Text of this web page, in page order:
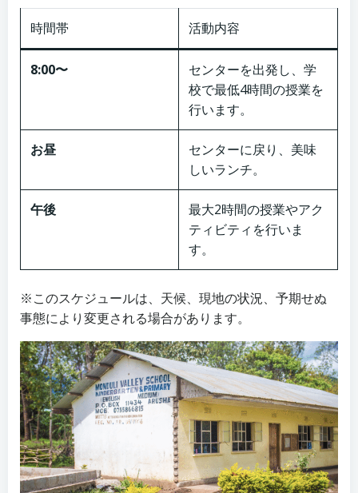
時間帯 活動内容
8:00〜
センターを出発し、学
校で最低4時間の授業を
行います。
お昼
センターに戻り、美味
しいランチ。
午後
最大2時間の授業やアク
ティビティを行いま
す。
※このスケジュールは、天候、現地の状況、予期せぬ
事態により変更される場合があります。